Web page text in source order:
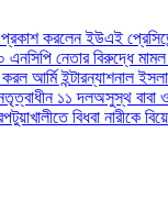
ইউএই প্রেসিডেন্টজুলাই
বিরুদ্ধে মামল।যশোরে
ইসলামিক
দলঅসুস্থ বাবা ও প্রতিবন্ধী
বিধবা নারীকে বিয়ের